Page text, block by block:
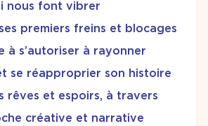
nous font vibrer
premiers freins et blocages
à s’autoriser à rayonner
se réapproprier son histoire
rêves et espoirs, à travers
créative et narrative